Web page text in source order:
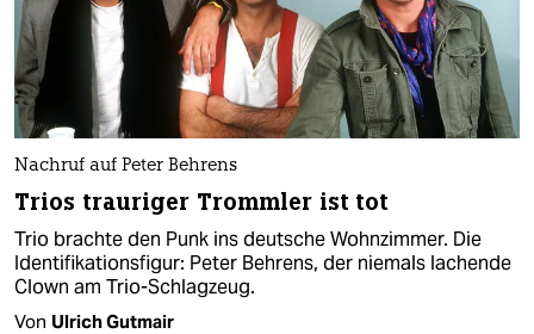
Nachruf auf Peter Behrens
Trios trauriger Trommler ist tot
Trio brachte den Punk ins deutsche Wohnzimmer. Die
Identifikationsfigur: Peter Behrens, der niemals lachende
Clown am Trio-Schlagzeug.
Von Ulrich Gutmair